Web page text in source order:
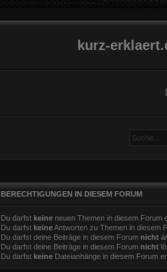
kurz-
BERECHTIGUNGEN IN DIESEM FORUM
Du darfst keineneuen Themen in diesem Forum
Du darfst keineAntworten zu Themen in diesem
Du darfst deine Beiträge in diesem Forum nicht
Du darfst deine Beiträge in diesem Forum nicht
Du darfst keineDateianhänge in diesem Forum